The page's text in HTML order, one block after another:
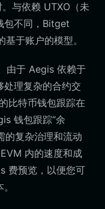
与依赖 UTXO（未
包不同，Bitget
于账户的模型。
由于 Aegis 依赖于
处理复杂的合约交
比特币钱包跟踪在
钱包跟踪“余
的复杂治理和流动
内的速度和成
费预览，以便您可